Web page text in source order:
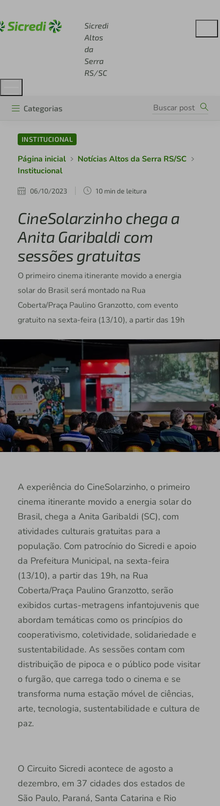
Sicredi
Altos
da
Serra
RS/SC
Categorias
INSTITUCIONAL
Página inicial
Notícias Altos da Serra RS/SC
Institucional
06/10/2023 10 min de leitura
CineSolarzinho chega a
Anita Garibaldi com
sessões gratuitas
O primeiro cinema itinerante movido a energia
solar do Brasil será montado na Rua
Coberta/Praça Paulino Granzotto, com evento
gratuito na sexta-feira (13/10), a partir das 19h
A experiência do CineSolarzinho, o primeiro
cinema itinerante movido a energia solar do
Brasil, chega a Anita Garibaldi (SC), com
atividades culturais gratuitas para a
população. Com patrocínio do Sicredi e apoio
da Prefeitura Municipal, na sexta-feira
(13/10), a partir das 19h, na Rua
Coberta/Praça Paulino Granzotto, serão
exibidos curtas-metragens infantojuvenis que
abordam temáticas como os princípios do
cooperativismo, coletividade, solidariedade e
sustentabilidade. As sessões contam com
distribuição de pipoca e o público pode visitar
o furgão, que carrega todo o cinema e se
transforma numa estação móvel de ciências,
arte, tecnologia, sustentabilidade e cultura de
paz.
O Circuito Sicredi acontece de agosto a
dezembro, em 37 cidades dos estados de
São Paulo, Paraná, Santa Catarina e Rio